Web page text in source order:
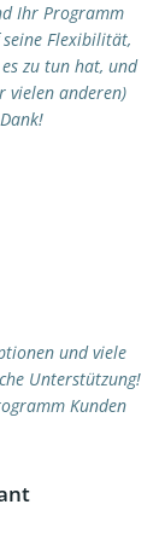
Ihr Programm
Flexibilität,
zu tun hat, und
vielen anderen)
und viele
Unterstützung!
Kunden